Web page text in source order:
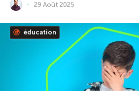
29 Août 2025
éducation